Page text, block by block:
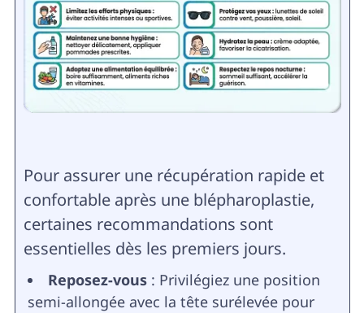
Pour assurer une récupération rapide et
confortable après une blépharoplastie,
certaines recommandations sont
essentielles dès les premiers jours.
Reposez-vous: Privilégiez une position
semi-allongée avec la tête surélevée pour